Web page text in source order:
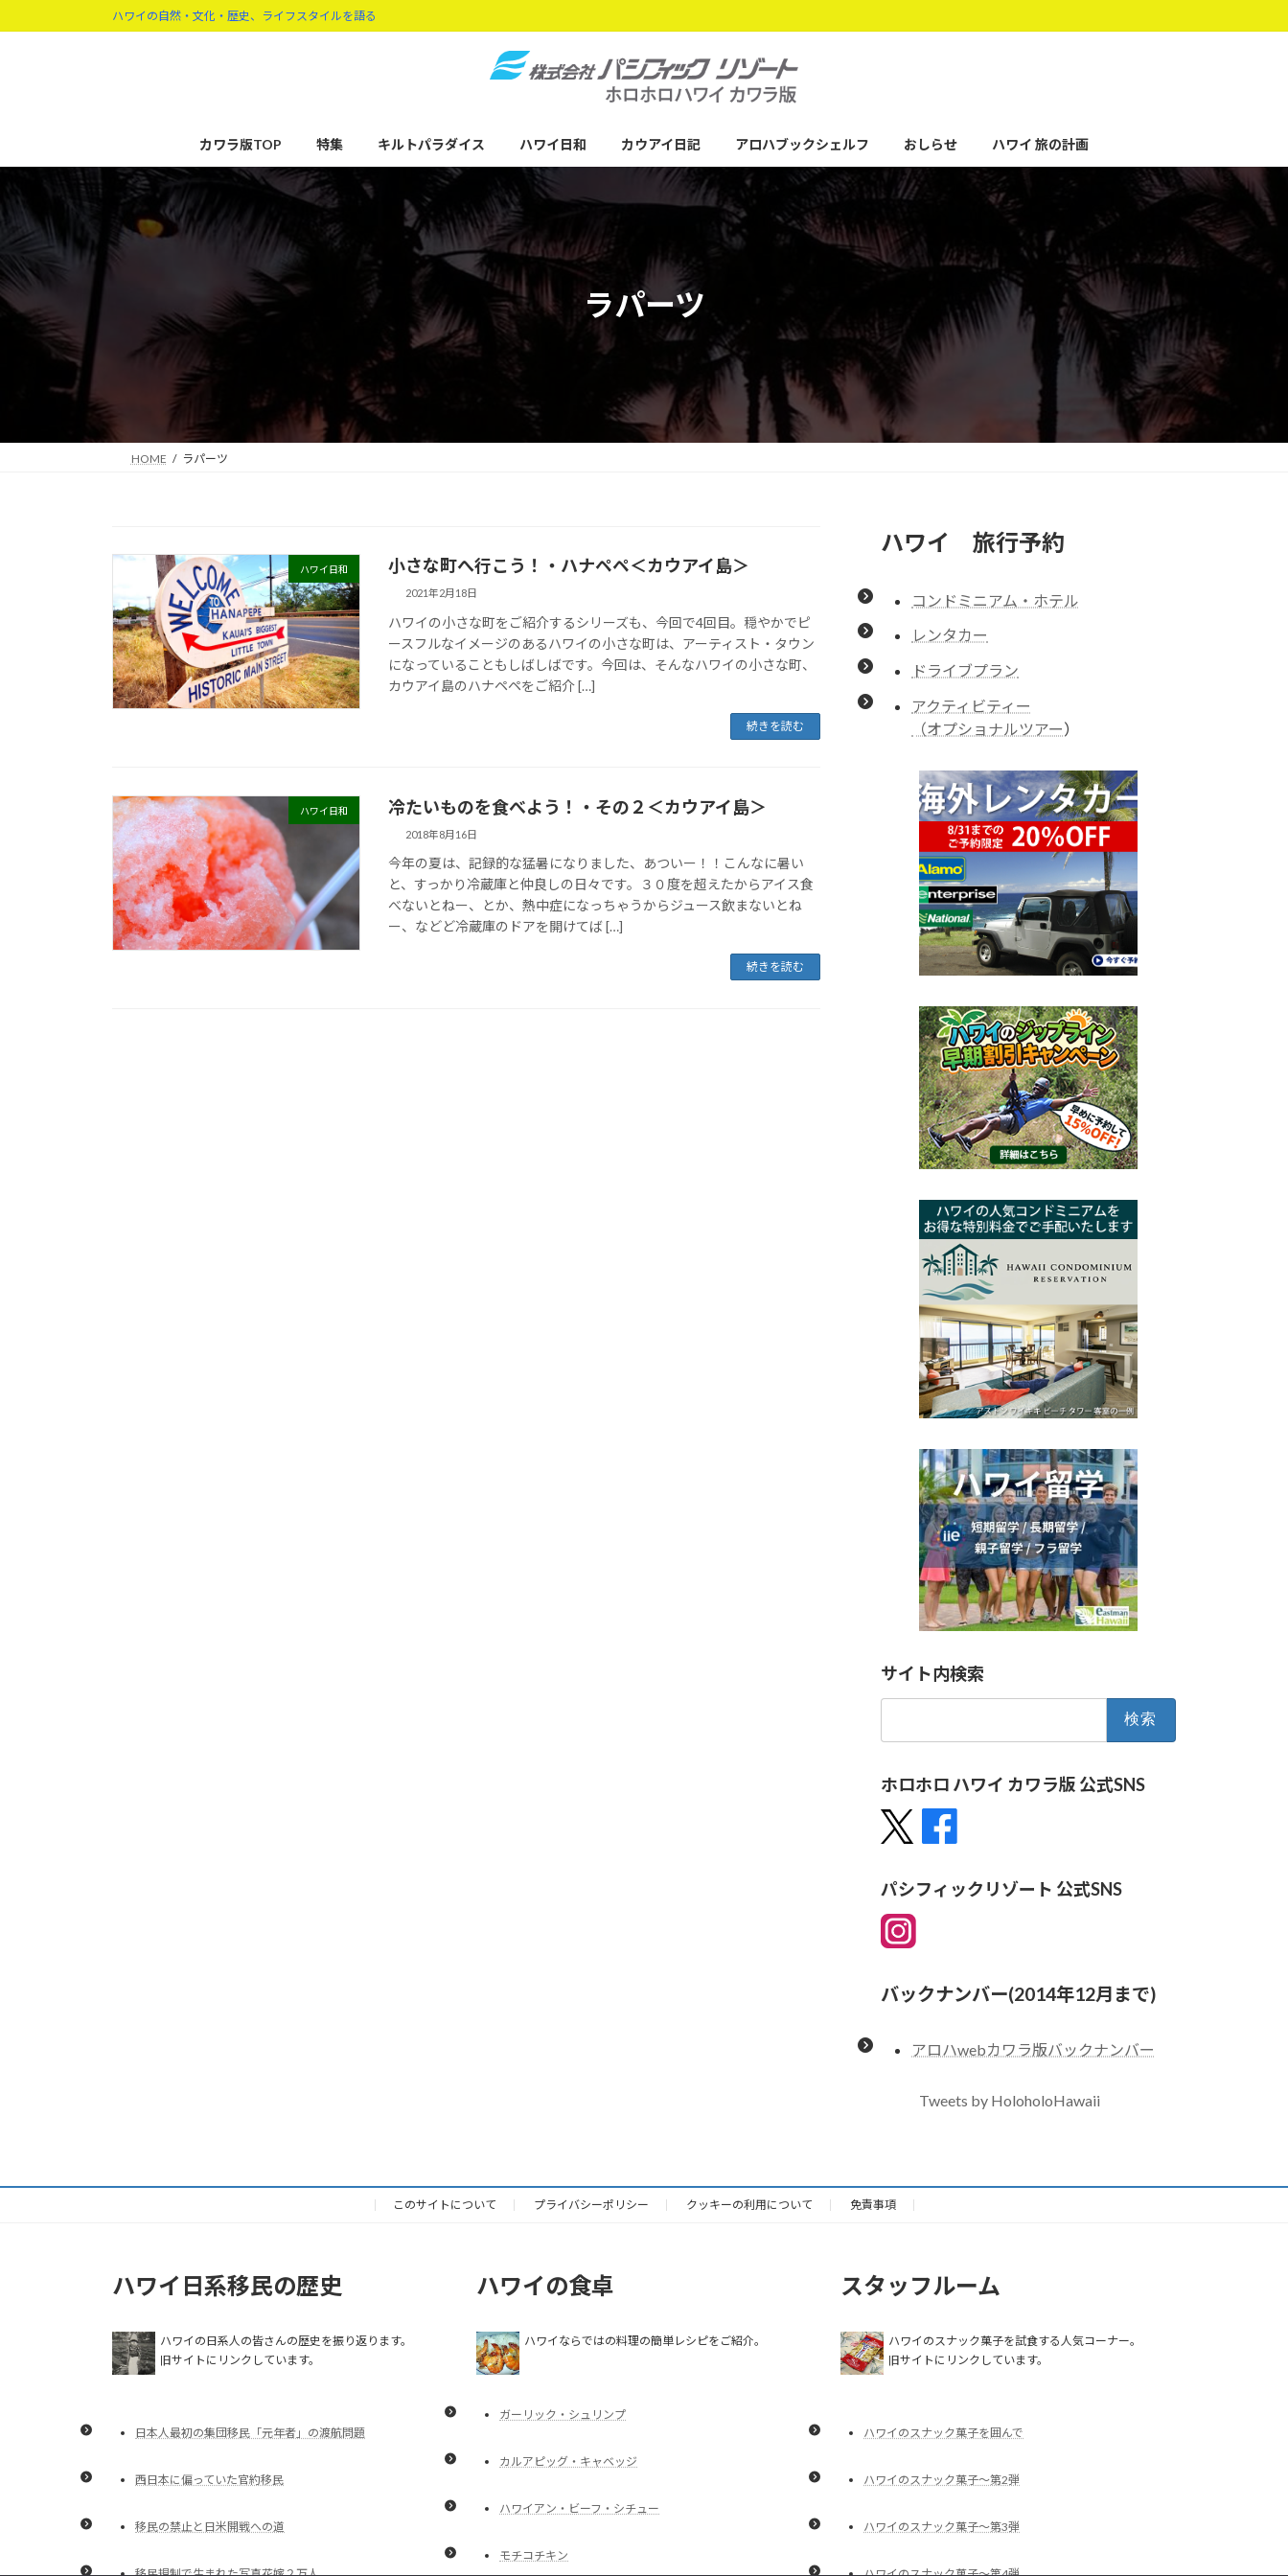
ン
キ
プ
ビ
に
動
ハワイの自然・文化・歴史、ライフスタイルを語る
カワラ版TOP 特集 キルトパラダイス ハワイ日和 カウアイ日記 アロハブックシェルフ おしらせ ハワイ 旅の計画
ラパーツ
HOME ラパーツ
ハワイ日和 小さな町へ行こう！・ハナペペ＜カウアイ島＞
2021年2月18日
ハワイの小さな町をご紹介するシリーズも、今回で4回目。穏やかでピ
ースフルなイメージのあるハワイの小さな町は、アーティスト・タウン
になっていることもしばしばです。今回は、そんなハワイの小さな町、
カウアイ島のハナペペをご紹介 […]
続きを読む
ハワイ日和 冷たいものを食べよう！・その２＜カウアイ島＞
2018年8月16日
今年の夏は、記録的な猛暑になりました、あついー！！こんなに暑い
と、すっかり冷蔵庫と仲良しの日々です。３０度を超えたからアイス食
べないとねー、とか、熱中症になっちゃうからジュース飲まないとね
ー、などど冷蔵庫のドアを開けてば […]
続きを読む
ハワイ 旅行予約
コンドミニアム・ホテル
レンタカー
ドライブプラン
アクティビティー
（オプショナルツアー）
サイト内検索
ホロホロ ハワイ カワラ版 公式SNS
パシフィックリゾート 公式SNS
バックナンバー(2014年12月まで)
アロハwebカワラ版バックナンバー
Tweets by HoloholoHawaii
このサイトについて プライバシーポリシー クッキーの利用について 免責事項
ハワイ日系移民の歴史
ハワイの日系人の皆さんの歴史を振り返ります。
旧サイトにリンクしています。
日本人最初の集団移民「元年者」の渡航問題
西日本に偏っていた官約移民
移民の禁止と日米開戦への道
ハワイの食卓
ハワイならではの料理の簡単レシピをご紹介。
ガーリック・シュリンプ
カルアピッグ・キャベッジ
ハワイアン・ビーフ・シチュー
モチコチキン
スタッフルーム
ハワイのスナック菓子を試食する人気コーナー。
旧サイトにリンクしています。
ハワイのスナック菓子を囲んで
ハワイのスナック菓子～第2弾
ハワイのスナック菓子～第3弾